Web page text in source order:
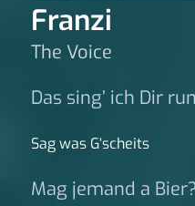
Franzi
The Voice
Das sing’ ich Dir
Sag was G‘scheits
Mag jemand a Bier?